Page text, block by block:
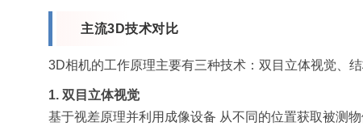
主流3D技术对比
3D相机的工作原理主要有三种技术：双目立体视觉、
1. 双目立体视觉
基于视差原理并利用成像设备 从不同的位置获取被测